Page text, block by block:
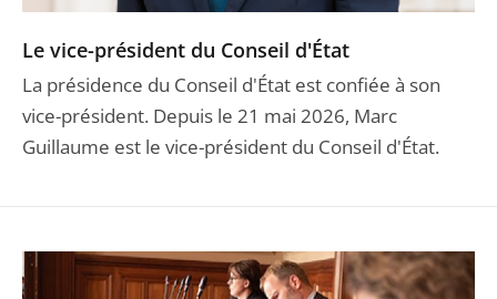
Le vice-président du Conseil d'État
La présidence du Conseil d'État est confiée à son
vice-président. Depuis le 21 mai 2026, Marc
Guillaume est le vice-président du Conseil d'État.